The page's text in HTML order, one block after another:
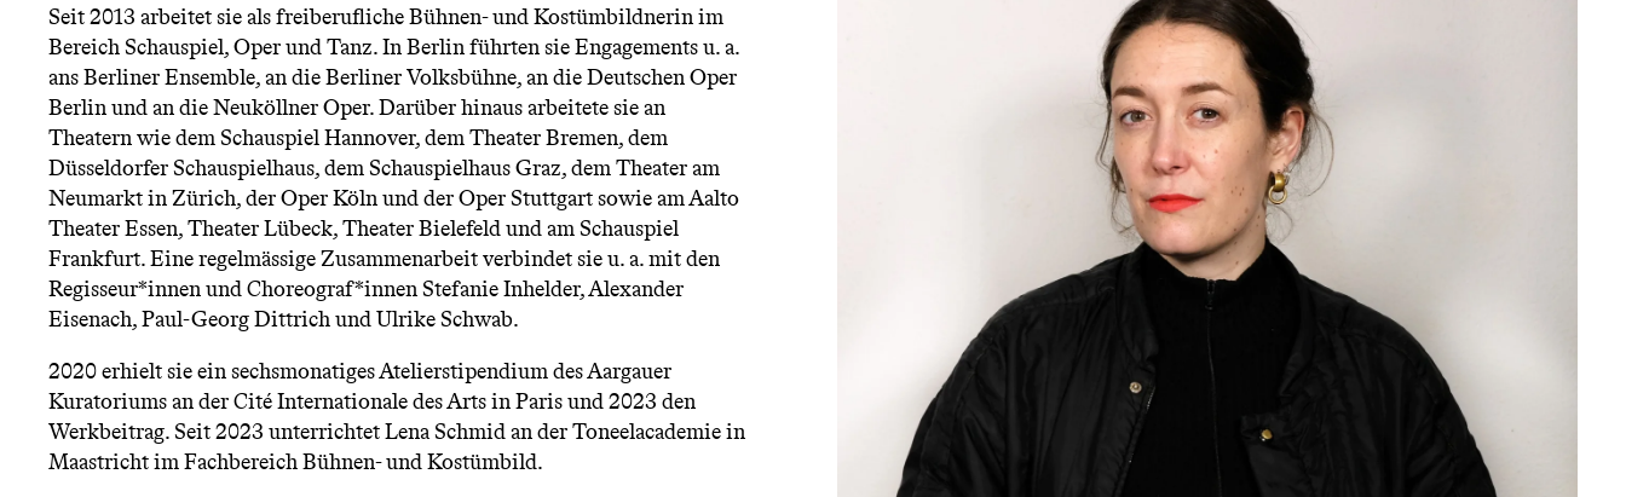
n
ü
Seit 2013 arbeitet sie als freiberufliche Bühnen- und Kostümbildnerin im
Bereich Schauspiel, Oper und Tanz. In Berlin führten sie Engagements u. a.
ans Berliner Ensemble, an die Berliner Volksbühne, an die Deutschen Oper
Berlin und an die Neuköllner Oper. Darüber hinaus arbeitete sie an
Theatern wie dem Schauspiel Hannover, dem Theater Bremen, dem
Düsseldorfer Schauspielhaus, dem Schauspielhaus Graz, dem Theater am
Neumarkt in Zürich, der Oper Köln und der Oper Stuttgart sowie am Aalto
Theater Essen, Theater Lübeck, Theater Bielefeld und am Schauspiel
Frankfurt. Eine regelmässige Zusammenarbeit verbindet sie u. a. mit den
Regisseur*innen und Choreograf*innen Stefanie Inhelder, Alexander
Eisenach, Paul-Georg Dittrich und Ulrike Schwab.
2020 erhielt sie ein sechsmonatiges Atelierstipendium des Aargauer
Kuratoriums an der Cité Internationale des Arts in Paris und 2023 den
Werkbeitrag. Seit 2023 unterrichtet Lena Schmid an der Toneelacademie in
Maastricht im Fachbereich Bühnen- und Kostümbild.